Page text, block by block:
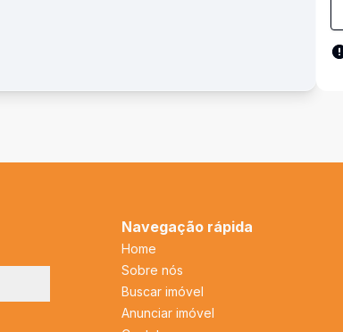
Navegação rápida
Home
Sobre nós
Buscar imóvel
Anunciar imóvel